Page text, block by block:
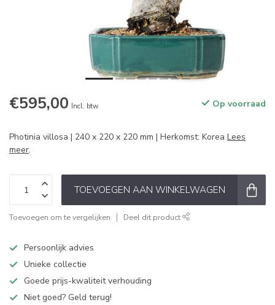
€595,00 Incl. btw Op voorraad
Photinia villosa | 240 x 220 x 220 mm | Herkomst: Korea Lees
meer.
TOEVOEGEN AAN WINKELWAGEN
Toevoegen om te vergelijken Deel dit product
Persoonlijk advies
Unieke collectie
Goede prijs-kwaliteit verhouding
Niet goed? Geld terug!